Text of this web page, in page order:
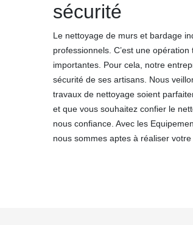
sécurité
Le nettoyage de murs et bardage
professionnels. C’est une
importantes. Pour cela, notre
sécurité de ses artisans. Nous
travaux de nettoyage soient
et que vous souhaitez confier le
nous confiance. Avec les
nous sommes aptes à réaliser